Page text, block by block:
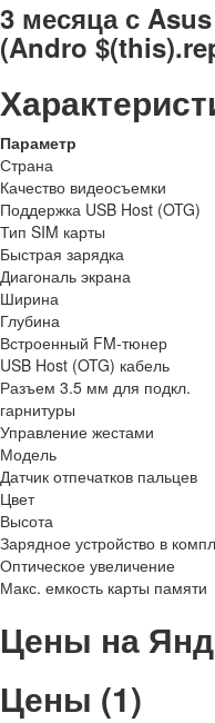
3 месяца с
(Andro
Параметр
Страна
Качество видеосъемки
Поддержка USB Host (OTG)
Тип SIM карты
Быстрая зарядка
Диагональ экрана
Ширина
Глубина
Встроенный FM-тюнер
USB Host (OTG) кабель
Разъем 3.5 мм для подкл.
гарнитуры
Управление жестами
Модель
Датчик отпечатков пальцев
Цвет
Высота
Зарядное устройство в
Оптическое увеличение
Макс. емкость карты памяти
Цены на
Цены (1)